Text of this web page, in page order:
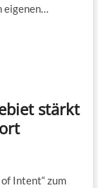
eigenen…
stärkt
Intent“ zum